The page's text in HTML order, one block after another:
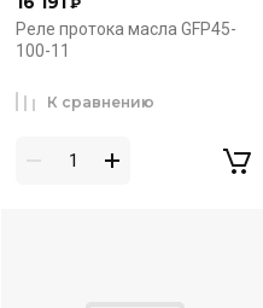
Реле протока масла GFP45-
100-11
К сравнению